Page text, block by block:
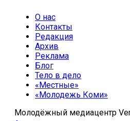
О нас
Контакты
Редакция
Архив
Реклама
Блог
Тело в дело
«Местные»
«Молодежь Коми»
Молодёжный медиацентр